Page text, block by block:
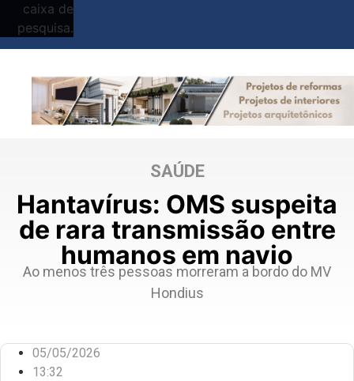
caixa de
pesquisa.
SAÚDE
Hantavírus: OMS suspeita
de rara transmissão entre
humanos em navio
Ao menos três pessoas morreram a bordo do MV
Hondius
05/05/2026
13:32